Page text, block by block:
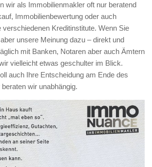
wir als Immobilienmakler oft nur beratend
Immobilienbewertung oder auch
verschiedenen Kreditinstitute. Wenn Sie
unsere Meinung dazu – direkt und
mit Banken, Notaren aber auch Ämtern
vielleicht etwas geschulter im Blick.
auch Ihre Entscheidung am Ende des
wir unabhängig.